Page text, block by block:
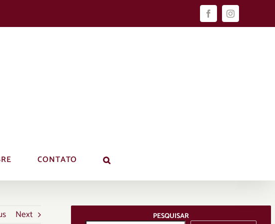
FacebookInstagram
CONTATO
Next
PESQUISAR